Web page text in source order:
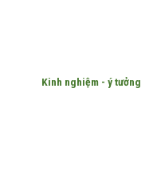
Kinh nghiệm - ý tưởng